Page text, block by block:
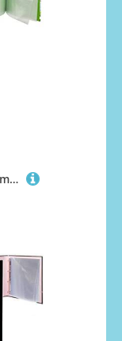
Zeugnismappe/Dokumentenmappe Motivwahl Drachen Jäger inkl. Name - Meine Zeugnisse gebunden - Buch mit festen Seiten - A4 - A 4 - Zeugnisbuch - Softc..